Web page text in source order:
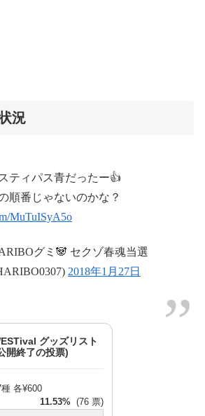
況
ティパス青だったー👍
順番じゃないのかな？
MuTuISyA5o
グミ🐼 セクゾ春魂当選
2018年1月27日
グッズリスト
開終了の投票)
各¥600
11.53% (76 票)